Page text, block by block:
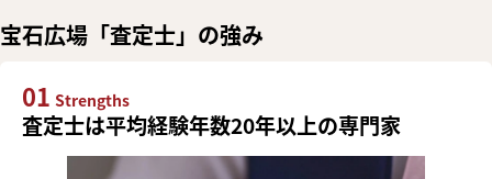
宝石広場「査定士」の強み
01 Strengths
査定士は平均経験年数20年以上の専門家